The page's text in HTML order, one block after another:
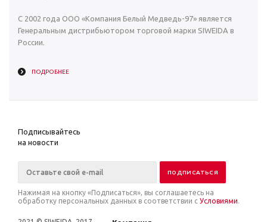
С 2002 года ООО «Компания Белый Медведь-97» является
Генеральным дистрибьютором торговой марки SIWEIDA в
России.
ПОДРОБНЕЕ
Подписывайтесь
на новости
Нажимая на кнопку «Подписаться», вы соглашаетесь на
обработку персональных данных в соответствии с Условиями.